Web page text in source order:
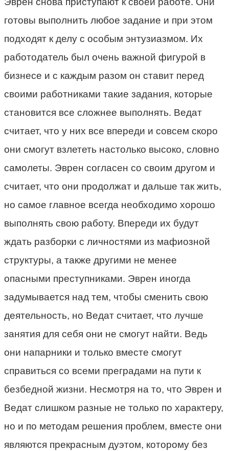
готовы выполнить любое задание и при этом
подходят к делу с особым энтузиазмом. Их
работодатель был очень важной фигурой в
бизнесе и с каждым разом он ставит перед
своими работниками такие задания, которые
становится все сложнее выполнять. Ведат
считает, что у них все впереди и совсем скоро
они смогут взлететь настолько высоко, словно
самолеты. Эврен согласен со своим другом и
считает, что они продолжат и дальше так жить,
но самое главное всегда необходимо хорошо
выполнять свою работу. Впереди их будут
ждать разборки с личностями из мафиозной
структуры, а также другими не менее
опасными преступниками. Эврен иногда
задумывается над тем, чтобы сменить свою
деятельность, но Ведат считает, что лучше
занятия для себя они не смогут найти. Ведь
они напарники и только вместе смогут
справиться со всеми преградами на пути к
безбедной жизни. Несмотря на то, что Эврен и
Ведат слишком разные не только по характеру,
но и по методам решения проблем, вместе они
являются прекрасным дуэтом, которому без